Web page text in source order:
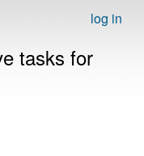
log in
tasks for